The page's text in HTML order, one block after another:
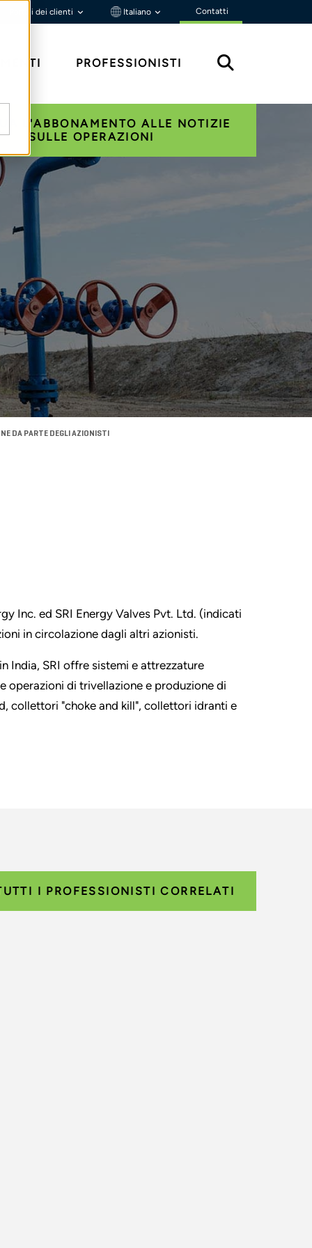
Portali dei clienti Italiano Contatti
PROFESSIONISTI
L'ABBONAMENTO ALLE NOTIZIE
SULLE OPERAZIONI
DA PARTE DEGLI AZIONISTI
Inc. ed SRI Energy Valves Pvt. Ltd. (indicati
in circolazione dagli altri azionisti.
India, SRI offre sistemi e attrezzature
operazioni di trivellazione e produzione di
collettori "choke and kill", collettori idranti e
I PROFESSIONISTI CORRELATI